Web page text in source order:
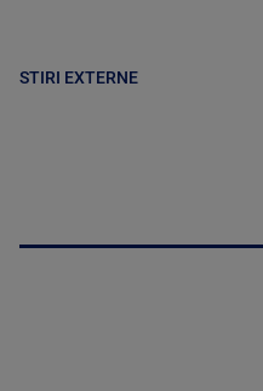
STIRI EXTERNE